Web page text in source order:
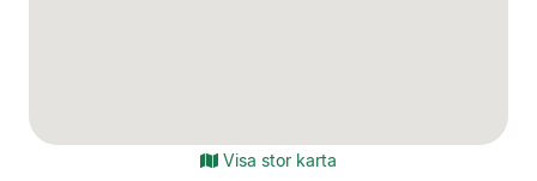
Visa stor karta